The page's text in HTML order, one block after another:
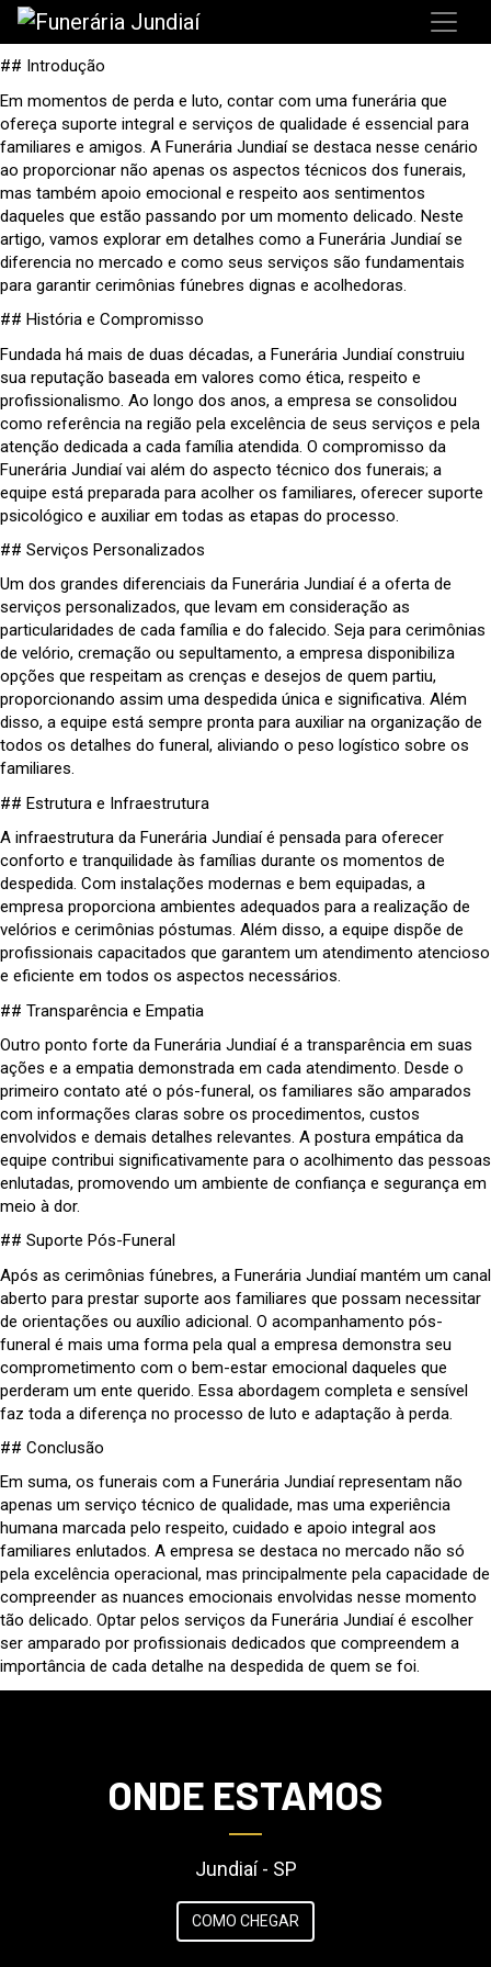
## Introdução
Em momentos de perda e luto, contar com uma funerária que
ofereça suporte integral e serviços de qualidade é essencial para
familiares e amigos. A Funerária Jundiaí se destaca nesse cenário
ao proporcionar não apenas os aspectos técnicos dos funerais,
mas também apoio emocional e respeito aos sentimentos
daqueles que estão passando por um momento delicado. Neste
artigo, vamos explorar em detalhes como a Funerária Jundiaí se
diferencia no mercado e como seus serviços são fundamentais
para garantir cerimônias fúnebres dignas e acolhedoras.
## História e Compromisso
Fundada há mais de duas décadas, a Funerária Jundiaí construiu
sua reputação baseada em valores como ética, respeito e
profissionalismo. Ao longo dos anos, a empresa se consolidou
como referência na região pela excelência de seus serviços e pela
atenção dedicada a cada família atendida. O compromisso da
Funerária Jundiaí vai além do aspecto técnico dos funerais; a
equipe está preparada para acolher os familiares, oferecer suporte
psicológico e auxiliar em todas as etapas do processo.
## Serviços Personalizados
Um dos grandes diferenciais da Funerária Jundiaí é a oferta de
serviços personalizados, que levam em consideração as
particularidades de cada família e do falecido. Seja para cerimônias
de velório, cremação ou sepultamento, a empresa disponibiliza
opções que respeitam as crenças e desejos de quem partiu,
proporcionando assim uma despedida única e significativa. Além
disso, a equipe está sempre pronta para auxiliar na organização de
todos os detalhes do funeral, aliviando o peso logístico sobre os
familiares.
## Estrutura e Infraestrutura
A infraestrutura da Funerária Jundiaí é pensada para oferecer
conforto e tranquilidade às famílias durante os momentos de
despedida. Com instalações modernas e bem equipadas, a
empresa proporciona ambientes adequados para a realização de
velórios e cerimônias póstumas. Além disso, a equipe dispõe de
profissionais capacitados que garantem um atendimento atencioso
e eficiente em todos os aspectos necessários.
## Transparência e Empatia
Outro ponto forte da Funerária Jundiaí é a transparência em suas
ações e a empatia demonstrada em cada atendimento. Desde o
primeiro contato até o pós-funeral, os familiares são amparados
com informações claras sobre os procedimentos, custos
envolvidos e demais detalhes relevantes. A postura empática da
equipe contribui significativamente para o acolhimento das pessoas
enlutadas, promovendo um ambiente de confiança e segurança em
meio à dor.
## Suporte Pós-Funeral
Após as cerimônias fúnebres, a Funerária Jundiaí mantém um canal
aberto para prestar suporte aos familiares que possam necessitar
de orientações ou auxílio adicional. O acompanhamento pós-
funeral é mais uma forma pela qual a empresa demonstra seu
comprometimento com o bem-estar emocional daqueles que
perderam um ente querido. Essa abordagem completa e sensível
faz toda a diferença no processo de luto e adaptação à perda.
## Conclusão
Em suma, os funerais com a Funerária Jundiaí representam não
apenas um serviço técnico de qualidade, mas uma experiência
humana marcada pelo respeito, cuidado e apoio integral aos
familiares enlutados. A empresa se destaca no mercado não só
pela excelência operacional, mas principalmente pela capacidade de
compreender as nuances emocionais envolvidas nesse momento
tão delicado. Optar pelos serviços da Funerária Jundiaí é escolher
ser amparado por profissionais dedicados que compreendem a
importância de cada detalhe na despedida de quem se foi.
ONDE ESTAMOS
Jundiaí - SP
COMO CHEGAR